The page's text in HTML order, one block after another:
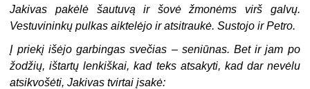
Jakivas pakėlė šautuvą ir šovė žmonėms virš galvų.
Vestuvininkų pulkas aiktelėjo ir atsitraukė. Sustojo ir Petro.
Į priekį išėjo garbingas svečias – seniūnas. Bet ir jam po
žodžių, ištartų lenkiškai, kad teks atsakyti, kad dar nevėlu
atsikvošėti, Jakivas tvirtai įsakė: